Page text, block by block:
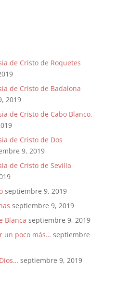
de Cristo de Roquetes
de Cristo de Badalona
2019
de Cristo de Cabo Blanco,
de Cristo de Dos
9, 2019
de Cristo de Sevilla
septiembre 9, 2019
septiembre 9, 2019
Blanca septiembre 9, 2019
un poco más… septiembre
septiembre 9, 2019